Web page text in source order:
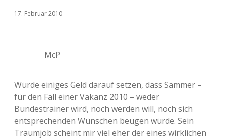
17. Februar 2010
McP
Würde einiges Geld darauf setzen, dass Sammer –
für den Fall einer Vakanz 2010 – weder
Bundestrainer wird, noch werden will, noch sich
entsprechenden Wünschen beugen würde. Sein
Traumjob scheint mir viel eher der eines wirklichen